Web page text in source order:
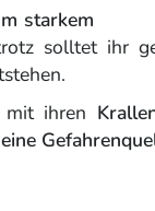
starkem
solltet ihr
mit ihren